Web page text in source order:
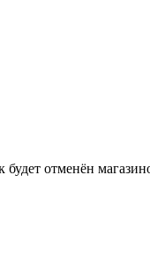
отменён